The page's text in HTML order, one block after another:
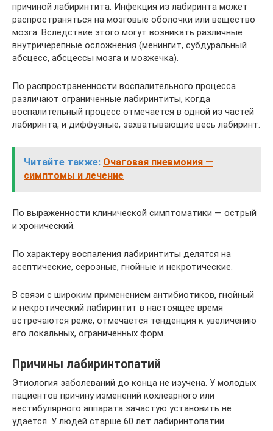
причиной лабиринтита. Инфекция из лабиринта может
распространяться на мозговые оболочки или вещество
мозга. Вследствие этого могут возникать различные
внутричерепные осложнения (менингит, субдуральный
абсцесс, абсцессы мозга и мозжечка).
По распространенности воспалительного процесса
различают ограниченные лабиринтиты, когда
воспалительный процесс отмечается в одной из частей
лабиринта, и диффузные, захватывающие весь лабиринт.
Читайте также: Очаговая пневмония —
симптомы и лечение
По выраженности клинической симптоматики — острый
и хронический.
По характеру воспаления лабиринтиты делятся на
асептические, серозные, гнойные и некротические.
В связи с широким применением антибиотиков, гнойный
и некротический лабиринтит в настоящее время
встречаются реже, отмечается тенденция к увеличению
его локальных, ограниченных форм.
Причины лабиринтопатий
Этиология заболеваний до конца не изучена. У молодых
пациентов причину изменений кохлеарного или
вестибулярного аппарата зачастую установить не
удается. У людей старше 60 лет лабиринтопатии